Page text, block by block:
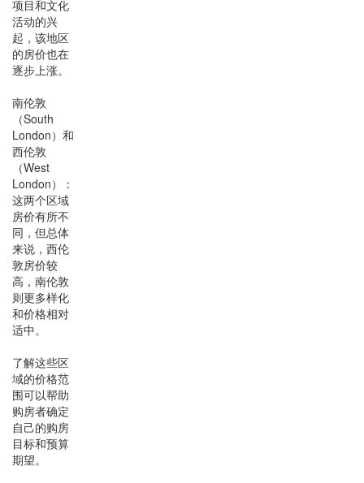
项目和文化
活动的兴
起，该地区
的房价也在
逐步上涨。
南伦敦
（South
London）和
西伦敦
（West
London）：
这两个区域
房价有所不
同，但总体
来说，西伦
敦房价较
高，南伦敦
则更多样化
和价格相对
适中。
了解这些区
域的价格范
围可以帮助
购房者确定
自己的购房
目标和预算
期望。